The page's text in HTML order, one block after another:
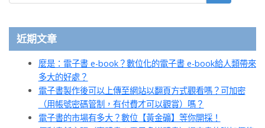
近期文章
麼是：電子書 e-book？數位化的電子書 e-book給人類帶來
多大的好處？
電子書製作後可以上傳至網站以翻頁方式觀看嗎？可加密
（用帳號密碼管制，有付費才可以觀賞）嗎？
電子書的市場有多大？數位【黃金礦】等你開採！